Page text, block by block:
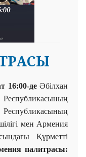
16:00-деӘбілхан
мен Армения
Құрметті
палитрасы: